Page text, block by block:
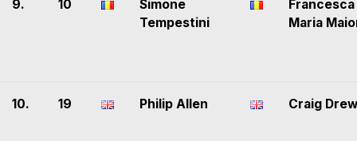
9. 10
Simone
Tempestini
Francesca
Maria
10. 19 Philip Allen Craig Drew